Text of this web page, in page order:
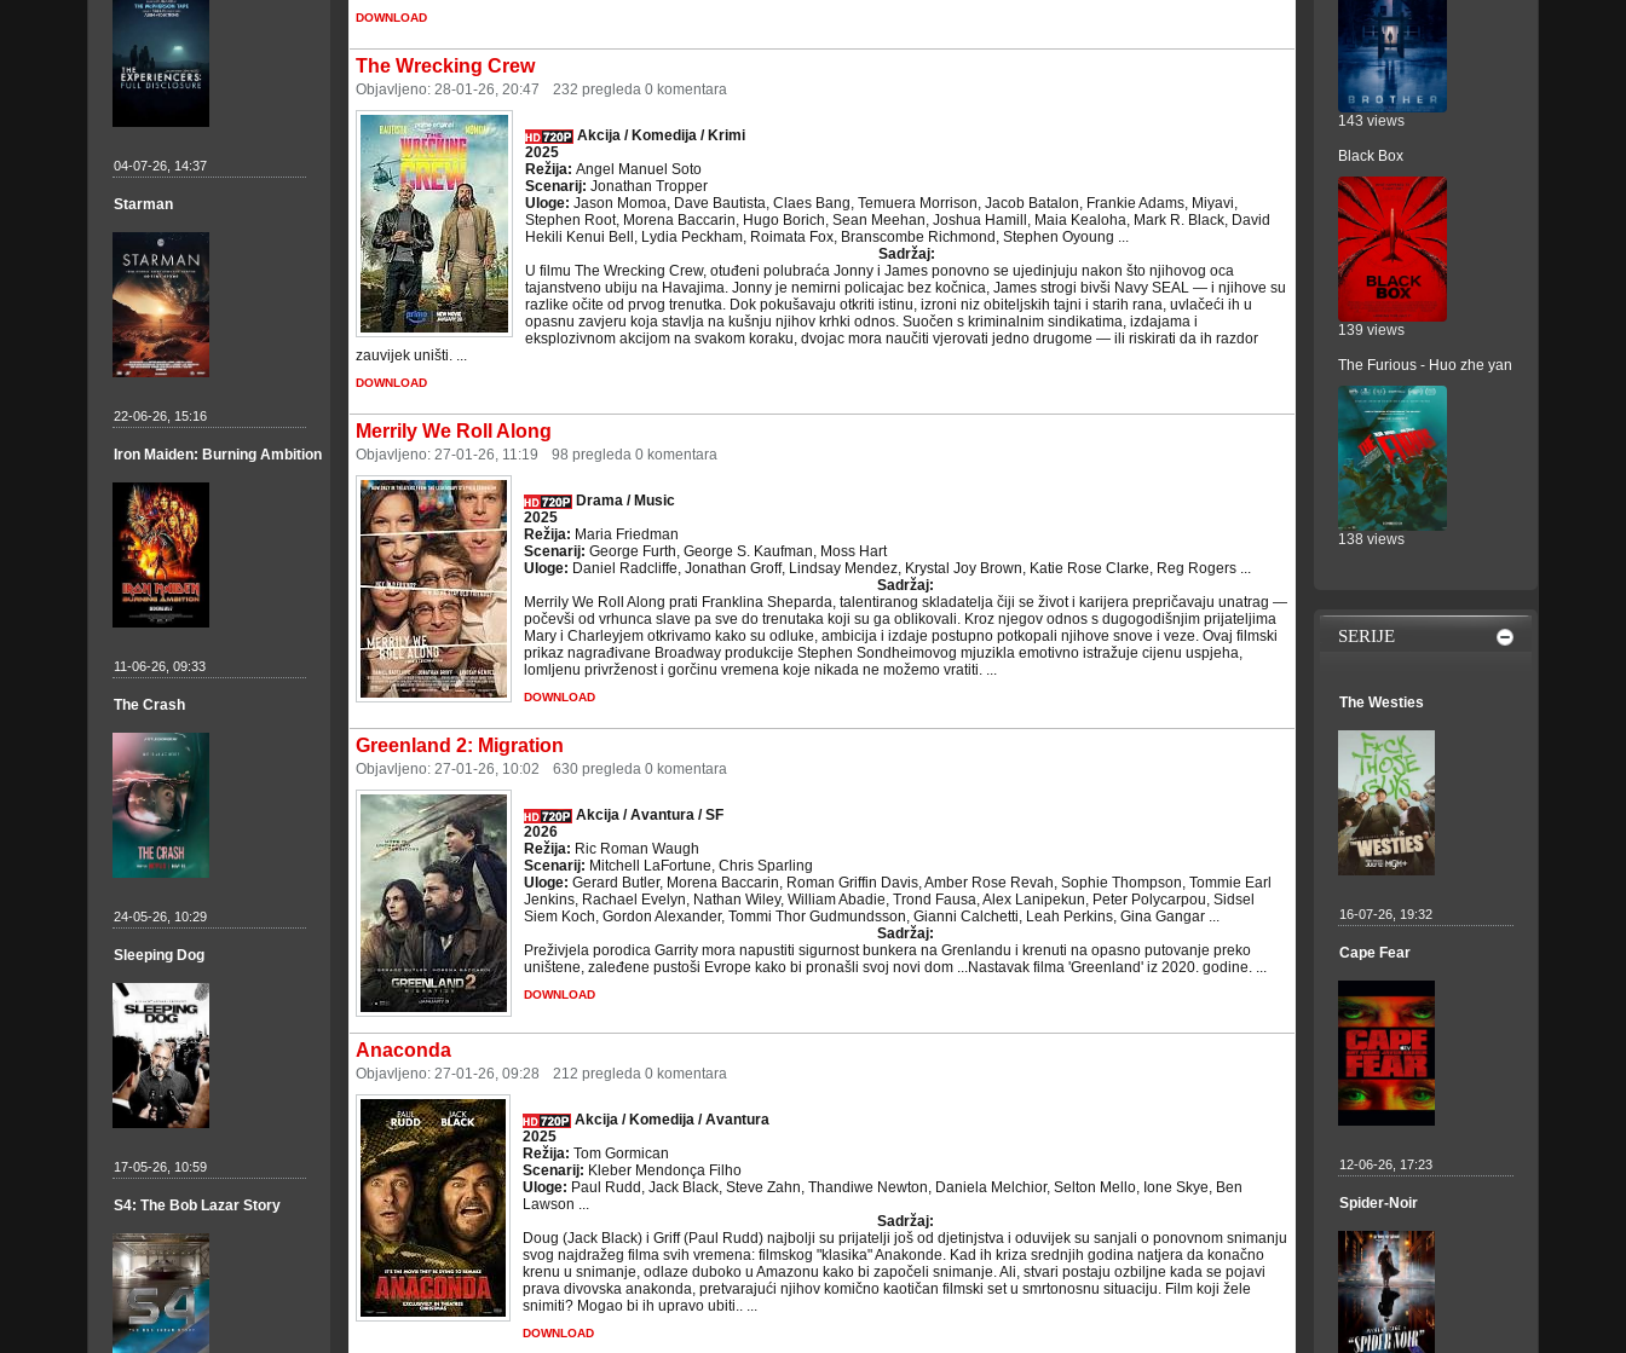
DOWNLOAD
The Wrecking Crew
Objavljeno: 28-01-26, 20:47 232 pregleda 0 komentara
Akcija / Komedija / Krimi
2025
Režija: Angel Manuel Soto
Scenarij: Jonathan Tropper
Uloge: Jason Momoa, Dave Bautista, Claes Bang, Temuera Morrison, Jacob Batalon, Frankie Adams, Miyavi,
Stephen Root, Morena Baccarin, Hugo Borich, Sean Meehan, Joshua Hamill, Maia Kealoha, Mark R. Black, David
Hekili Kenui Bell, Lydia Peckham, Roimata Fox, Branscombe Richmond, Stephen Oyoung ...
Sadržaj:
U filmu The Wrecking Crew, otuđeni polubraća Jonny i James ponovno se ujedinjuju nakon što njihovog oca
tajanstveno ubiju na Havajima. Jonny je nemirni policajac bez kočnica, James strogi bivši Navy SEAL — i njihove su
razlike očite od prvog trenutka. Dok pokušavaju otkriti istinu, izroni niz obiteljskih tajni i starih rana, uvlačeći ih u
opasnu zavjeru koja stavlja na kušnju njihov krhki odnos. Suočen s kriminalnim sindikatima, izdajama i
eksplozivnom akcijom na svakom koraku, dvojac mora naučiti vjerovati jedno drugome — ili riskirati da ih razdor
zauvijek uništi. ...
DOWNLOAD
Merrily We Roll Along
Objavljeno: 27-01-26, 11:19 98 pregleda 0 komentara
Drama / Music
2025
Režija: Maria Friedman
Scenarij: George Furth, George S. Kaufman, Moss Hart
Uloge: Daniel Radcliffe, Jonathan Groff, Lindsay Mendez, Krystal Joy Brown, Katie Rose Clarke, Reg Rogers ...
Sadržaj:
Merrily We Roll Along prati Franklina Sheparda, talentiranog skladatelja čiji se život i karijera prepričavaju unatrag —
počevši od vrhunca slave pa sve do trenutaka koji su ga oblikovali. Kroz njegov odnos s dugogodišnjim prijateljima
Mary i Charleyjem otkrivamo kako su odluke, ambicija i izdaje postupno potkopali njihove snove i veze. Ovaj filmski
prikaz nagrađivane Broadway produkcije Stephen Sondheimovog mjuzikla emotivno istražuje cijenu uspjeha,
lomljenu privrženost i gorčinu vremena koje nikada ne možemo vratiti. ...
DOWNLOAD
Greenland 2: Migration
Objavljeno: 27-01-26, 10:02 630 pregleda 0 komentara
Akcija / Avantura / SF
2026
Režija: Ric Roman Waugh
Scenarij: Mitchell LaFortune, Chris Sparling
Uloge: Gerard Butler, Morena Baccarin, Roman Griffin Davis, Amber Rose Revah, Sophie Thompson, Tommie Earl
Jenkins, Rachael Evelyn, Nathan Wiley, William Abadie, Trond Fausa, Alex Lanipekun, Peter Polycarpou, Sidsel
Siem Koch, Gordon Alexander, Tommi Thor Gudmundsson, Gianni Calchetti, Leah Perkins, Gina Gangar ...
Sadržaj:
Preživjela porodica Garrity mora napustiti sigurnost bunkera na Grenlandu i krenuti na opasno putovanje preko
uništene, zaleđene pustoši Evrope kako bi pronašli svoj novi dom ...Nastavak filma 'Greenland' iz 2020. godine. ...
DOWNLOAD
Anaconda
Objavljeno: 27-01-26, 09:28 212 pregleda 0 komentara
Akcija / Komedija / Avantura
2025
Režija: Tom Gormican
Scenarij: Kleber Mendonça Filho
Uloge: Paul Rudd, Jack Black, Steve Zahn, Thandiwe Newton, Daniela Melchior, Selton Mello, Ione Skye, Ben
Lawson ...
Sadržaj:
Doug (Jack Black) i Griff (Paul Rudd) najbolji su prijatelji još od djetinjstva i oduvijek su sanjali o ponovnom snimanju
svog najdražeg filma svih vremena: filmskog "klasika" Anakonde. Kad ih kriza srednjih godina natjera da konačno
krenu u snimanje, odlaze duboko u Amazonu kako bi započeli snimanje. Ali, stvari postaju ozbiljne kada se pojavi
prava divovska anakonda, pretvarajući njihov komično kaotičan filmski set u smrtonosnu situaciju. Film koji žele
snimiti? Mogao bi ih upravo ubiti.. ...
DOWNLOAD
04-07-26, 14:37
Starman
22-06-26, 15:16
Iron Maiden: Burning Ambition
11-06-26, 09:33
The Crash
24-05-26, 10:29
Sleeping Dog
17-05-26, 10:59
S4: The Bob Lazar Story
143 views
Black Box
139 views
The Furious - Huo zhe yan
138 views
SERIJE
The Westies
16-07-26, 19:32
Cape Fear
12-06-26, 17:23
Spider-Noir